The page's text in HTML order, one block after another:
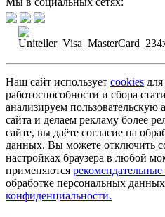
Наш сайт использует cookies
работоспособности и сбора
анализируем пользовательскую
сайта и делаем рекламу более
сайте, вы даёте согласие на
данных. Вы можете отключить
настройках браузера в любой
применяются
обработке персональных
конфиденциальности.